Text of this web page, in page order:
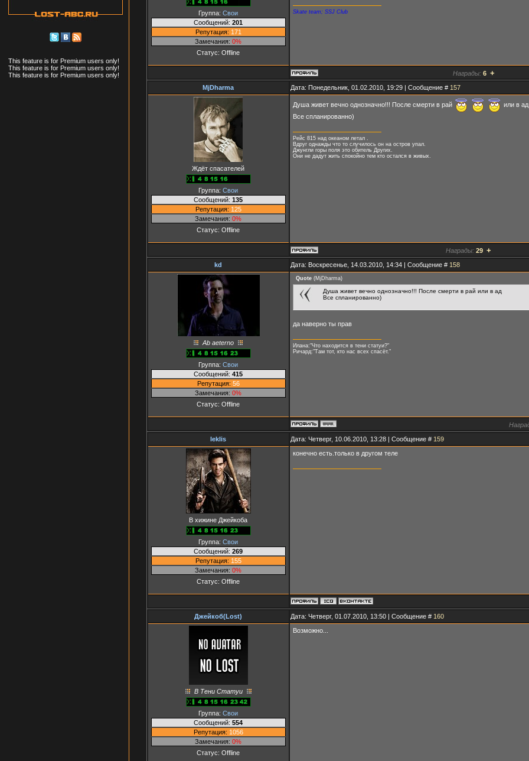
This feature is for Premium users only!
This feature is for Premium users only!
This feature is for Premium users only!
Группа: Свои
Сообщений: 201
Репутация: 171
Замечания: 0%
Статус: Offline
Skate team; SSJ Club
Награды: 6 +
MjDharma Дата: Понедельник, 01.02.2010, 19:29 | Сообщение # 157
Ждёт спасателей
Группа: Свои
Сообщений: 135
Репутация: 125
Замечания: 0%
Статус: Offline
Душа живет вечно однозначно!!! После смерти в рай
или в
Все спланированно)
Рейс 815 над океаном летал .
Вдруг однажды что то случилось он на остров упал.
Джунгли горы поля это обитель Других.
Они не дадут жить спокойно тем кто остался в живых.
Награды: 29 +
kd Дата: Воскресенье, 14.03.2010, 14:34 | Сообщение # 158
Ab aeterno
Группа: Свои
Сообщений: 415
Репутация: 56
Замечания: 0%
Статус: Offline
Quote(MjDharma)
Душа живет вечно однозначно!!! После смерти в рай или в ад
Все спланированно)
да наверно ты прав
Илана:"Что находится в тени статуи?"
Ричард:"Там тот, кто нас всех спасёт."
leklis
Дата: Четверг, 10.06.2010, 13:28 | Сообщение # 159
В хижине Джейкоба
Группа: Свои
Сообщений: 269
Репутация: 155
Замечания: 0%
Статус: Offline
конечно есть.только в другом теле
Джейкоб(Lost) Дата: Четверг, 01.07.2010, 13:50 | Сообщение # 160
В Тени Статуи
Группа: Свои
Сообщений: 554
Репутация: 1056
Замечания: 0%
Статус: Offline
Возможно...